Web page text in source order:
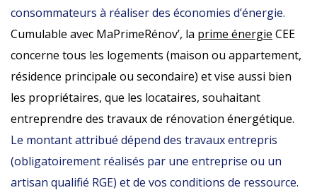
consommateurs à réaliser des économies d’énergie.
Cumulable avec MaPrimeRénov’, la prime énergie CEE
concerne tous les logements (maison ou appartement,
résidence principale ou secondaire) et vise aussi bien
les propriétaires, que les locataires, souhaitant
entreprendre des travaux de rénovation énergétique.
Le montant attribué dépend des travaux entrepris
(obligatoirement réalisés par une entreprise ou un
artisan qualifié RGE) et de vos conditions de ressource.